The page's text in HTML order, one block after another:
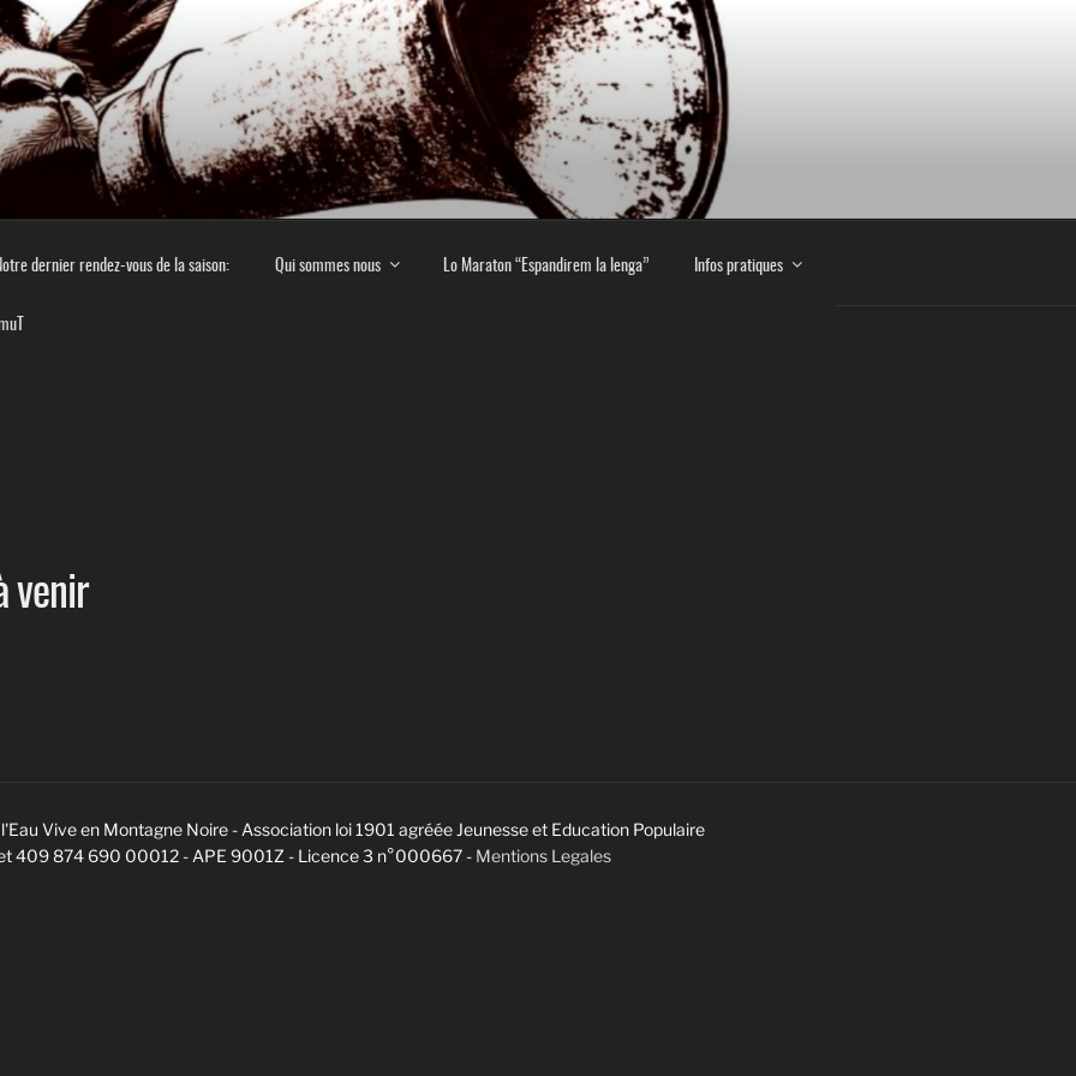
MONTAGNE NOIRE
en Montagne Noire
dernier rendez-vous de la saison: Qui sommes nous Lo Maraton “Espandirem la lenga” Infos pratiques
venir
Vive en Montagne Noire - Association loi 1901 agréée Jeunesse et Education Populaire
409 874 690 00012 - APE 9001Z - Licence 3 n°000667 - Mentions Legales